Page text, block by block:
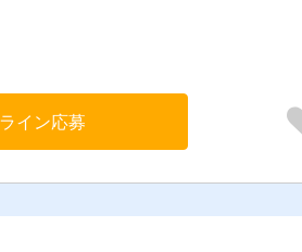
イン応募